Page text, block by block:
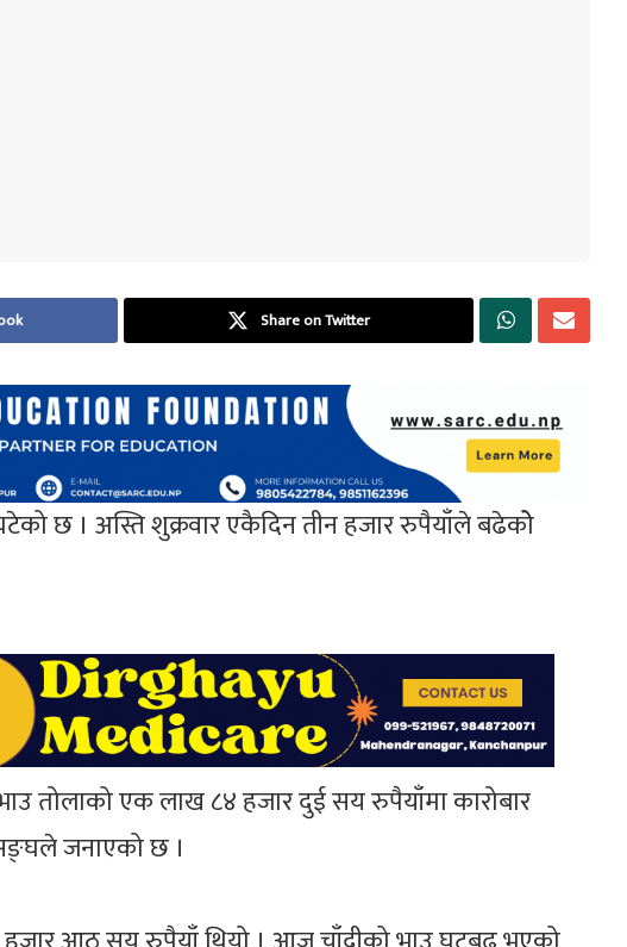
Share on Twitter
छ । अस्ति शुक्रवार एकैदिन तीन हजार रुपैयाँले बढेकोे
तोलाको एक लाख ८४ हजार दुई सय रुपैयाँमा कारोबार
जनाएको छ ।